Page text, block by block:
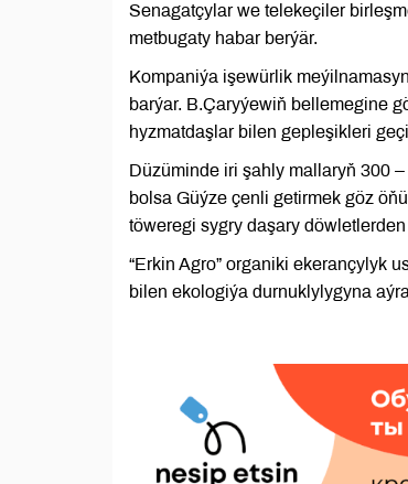
Senagatçylar we telekeçiler
metbugaty habar berýär.
Kompaniýa işewürlik
barýar. B.Çaryýewiň bellemegine
hyzmatdaşlar bilen gepleşikleri
Düzüminde iri şahly mallaryň 300
bolsa Güýze çenli getirmek göz
töweregi sygry daşary
“Erkin Agro” organiki ekerançylyk
bilen ekologiýa durnuklylygyna